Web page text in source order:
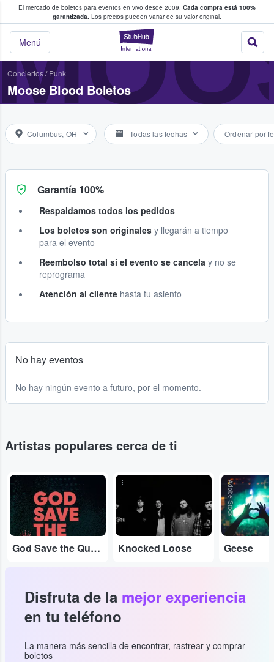
El mercado de boletos para eventos en vivo desde 2009. Cada compra está 100%
garantizada. Los precios pueden variar de su valor original.
StubHub: donde
Menú
fans compran y venden boletos
Conciertos/ Punk
Moose Blood Boletos
Columbus, OH Todas las fechas Ordenar por
Garantía 100%
Respaldamos todos los pedidos
Los boletos son originales y llegarán a tiempo
para el evento
Reembolso total si el evento se cancela y no se
reprograma
Atención al cliente hasta tu asiento
No hay eventos
No hay ningún evento a futuro, por el momento.
Artistas populares cerca de ti
...
God Save the Queen
...
Knocked Loose
Adobe Stock
Geese
Disfruta de la mejor experiencia
en tu teléfono
La manera más sencilla de encontrar, rastrear y comprar
boletos